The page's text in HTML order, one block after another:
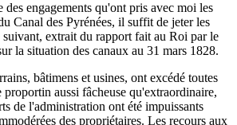
engagements qu'ont pris avec moi les
Canal des Pyrénées, il suffit de jeter les
suivant, extrait du rapport fait au Roi par le
la situation des canaux au 31 mars 1828.
bâtimens et usines, ont excédé toutes
proportin aussi fâcheuse qu'extraordinaire,
de l'administration ont été impuissants
des propriétaires. Les recours aux